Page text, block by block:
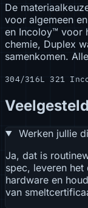
De
voor algemeen
en Incoloy™ voor
chemie, Duplex
samenkomen.
304/316L321
Werken jullie
Ja, dat is
spec, leveren
hardware en
van